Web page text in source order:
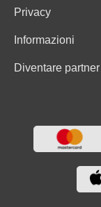
Privacy
Informazioni
Diventare partner